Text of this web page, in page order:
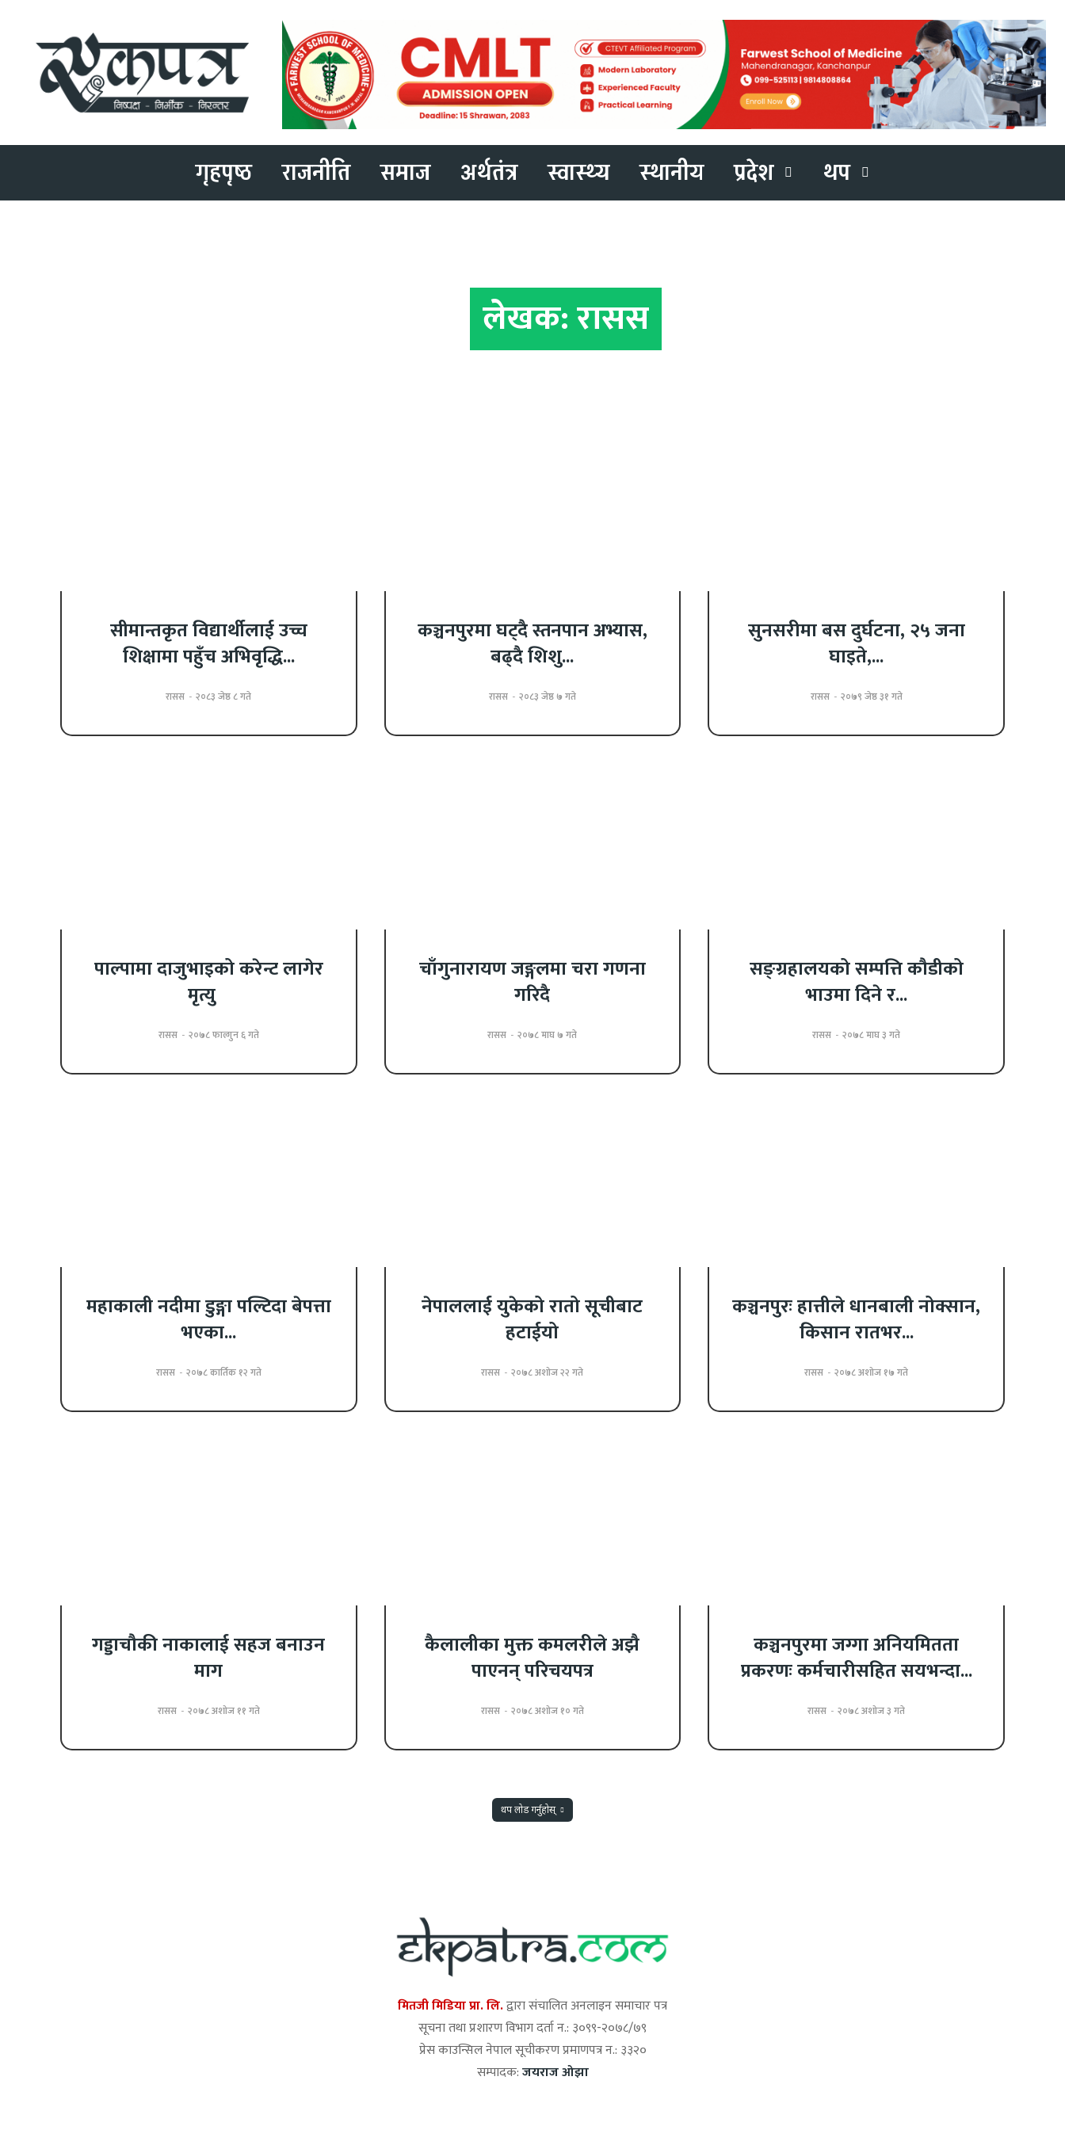
गृहपृष्ठ राजनीति समाज अर्थतंत्र स्वास्थ्य स्थानीय प्रदेश थप
लेखक:रासस
सीमान्तकृत विद्यार्थीलाई उच्च
शिक्षामा पहुँच अभिवृद्धि...
रासस - २०८३ जेष्ठ ८ गते
कञ्चनपुरमा घट्दै स्तनपान अभ्यास,
बढ्दै शिशु...
रासस - २०८३ जेष्ठ ७ गते
सुनसरीमा बस दुर्घटना, २५ जना
घाइते,...
रासस - २०७९ जेष्ठ ३१ गते
पाल्पामा दाजुभाइको करेन्ट लागेर
मृत्यु
रासस - २०७८ फाल्गुन ६ गते
चाँगुनारायण जङ्गलमा चरा गणना
गरिदै
रासस - २०७८ माघ ७ गते
सङ्ग्रहालयको सम्पत्ति कौडीको
भाउमा दिने र...
रासस - २०७८ माघ ३ गते
महाकाली नदीमा डुङ्गा पल्टिदा बेपत्ता
भएका...
रासस - २०७८ कार्तिक १२ गते
नेपाललाई युकेको रातो सूचीबाट
हटाईयो
रासस - २०७८ अशोज २२ गते
कञ्चनपुरः हात्तीले धानबाली नोक्सान,
किसान रातभर...
रासस - २०७८ अशोज १७ गते
गड्डाचौकी नाकालाई सहज बनाउन
माग
रासस - २०७८ अशोज ११ गते
कैलालीका मुक्त कमलरीले अझै
पाएनन् परिचयपत्र
रासस - २०७८ अशोज १० गते
कञ्चनपुरमा जग्गा अनियमितता
प्रकरणः कर्मचारीसहित सयभन्दा...
रासस - २०७८ अशोज ३ गते
थप लोड गर्नुहोस्
मितजी मिडिया प्रा. लि.द्वारा संचालित अनलाइन समाचार पत्र
सूचना तथा प्रशारण विभाग दर्ता न.: ३०९९-२०७८/७९
प्रेस काउन्सिल नेपाल सूचीकरण प्रमाणपत्र न.: ३३२०
सम्पादक:जयराज ओझा